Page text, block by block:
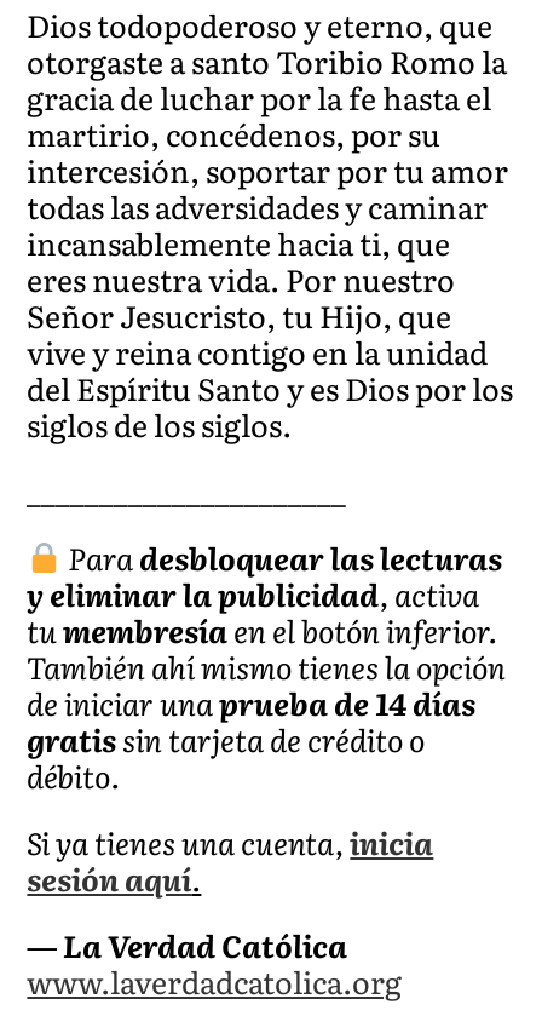
Dios todopoderoso y eterno, que
otorgaste a santo Toribio Romo la
gracia de luchar por la fe hasta el
martirio, concédenos, por su
intercesión, soportar por tu amor
todas las adversidades y caminar
incansablemente hacia ti, que
eres nuestra vida. Por nuestro
Señor Jesucristo, tu Hijo, que
vive y reina contigo en la unidad
del Espíritu Santo y esDios por los
siglos de los siglos.
Paradesbloquear las lecturas
y eliminar la publicidad, activa
tumembresíaen el botón inferior.
También ahí mismo tienes la opción
de iniciar unaprueba de 14 días
gratissin tarjeta de crédito o
débito.
Si ya tienes una cuenta,inicia
sesión aquí.
— La Verdad Católica
www.laverdadcatolica.org